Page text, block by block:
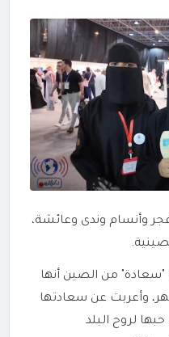
فجر وأنسام وندى وعائشة،
من الصين أنها
العربية لمدة 8 أشهر، وأعربت عن سعادتها
لروح البلد